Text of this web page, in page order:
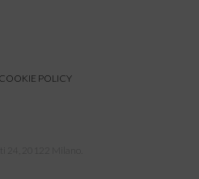
COOKIE POLICY